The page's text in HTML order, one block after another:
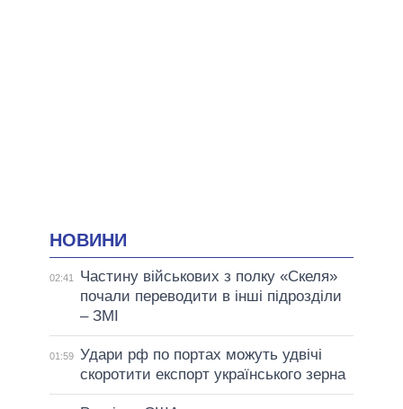
НОВИНИ
02:41
Частину військових з полку «Скеля»
почали переводити в інші підрозділи
– ЗМІ
01:59 Удари рф по портах можуть удвічі
скоротити експорт українського зерна